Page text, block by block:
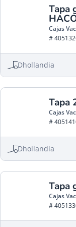
Tapa
Cajas
#
Dhollandia
Tapa
Cajas
#
Dhollandia
Tapa
Cajas
#